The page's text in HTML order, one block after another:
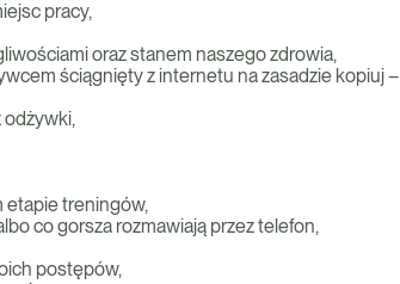
pracy,
oraz stanem naszego zdrowia,
ściągnięty z internetu na zasadzie kopiuj –
odżywki,
etapie treningów,
co gorsza rozmawiają przez telefon,
postępów,